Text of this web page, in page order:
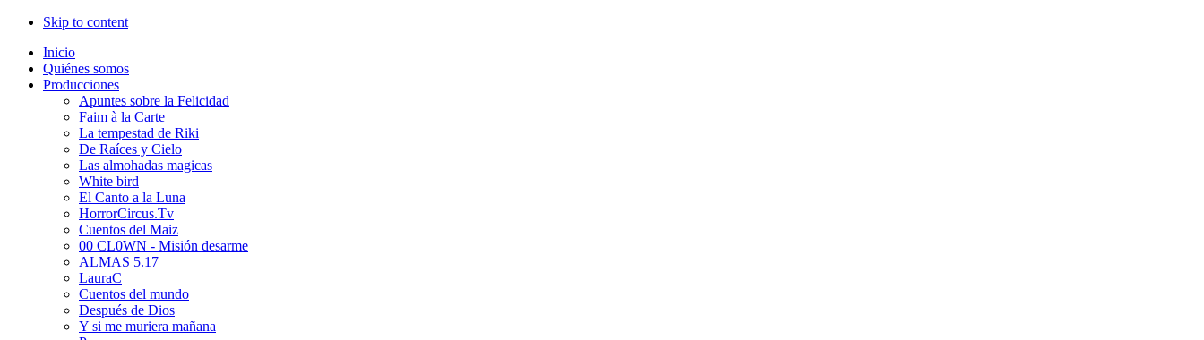
Skip to content
Inicio
Quiénes somos
Producciones
Apuntes sobre la Felicidad
Faim à la Carte
La tempestad de Riki
De Raíces y Cielo
Las almohadas magicas
White bird
El Canto a la Luna
HorrorCircus.Tv
Cuentos del Maiz
00 CL0WN - Misión desarme
ALMAS 5.17
LauraC
Cuentos del mundo
Después de Dios
Y si me muriera mañana